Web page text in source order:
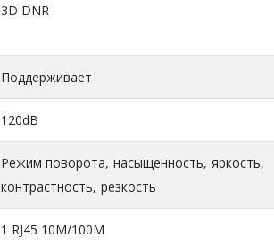
3D DNR
Поддерживает
120dB
Режим поворота, насыщенность, яркость,
контрастность, резкость
1 RJ45 10M/100M